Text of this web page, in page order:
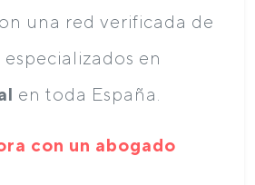
una red verificada de
en
en toda España.
con un abogado